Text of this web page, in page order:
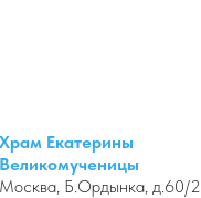
Храм Екатерины
Великомученицы
Москва, Б.Ордынка, д.60/2